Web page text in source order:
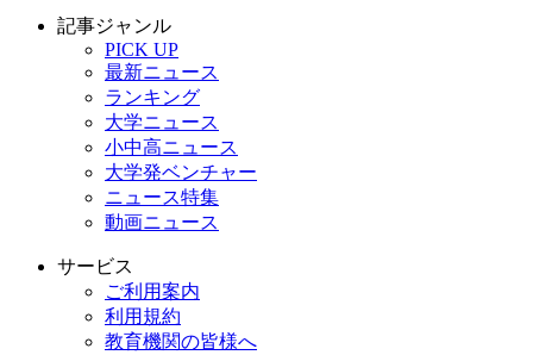
記事ジャンル
PICK UP
最新ニュース
ランキング
大学ニュース
小中高ニュース
大学発ベンチャー
ニュース特集
動画ニュース
サービス
ご利用案内
利用規約
教育機関の皆様へ